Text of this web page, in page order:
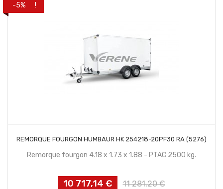
PROMO !
-5%
REMORQUE FOURGON HUMBAUR HK 254218-20PF30 RA (5276)
Remorque fourgon 4.18 x 1.73 x 1.88 - PTAC 2500 kg.
Prix
10 717,14 €
Prix
11 281,20 €